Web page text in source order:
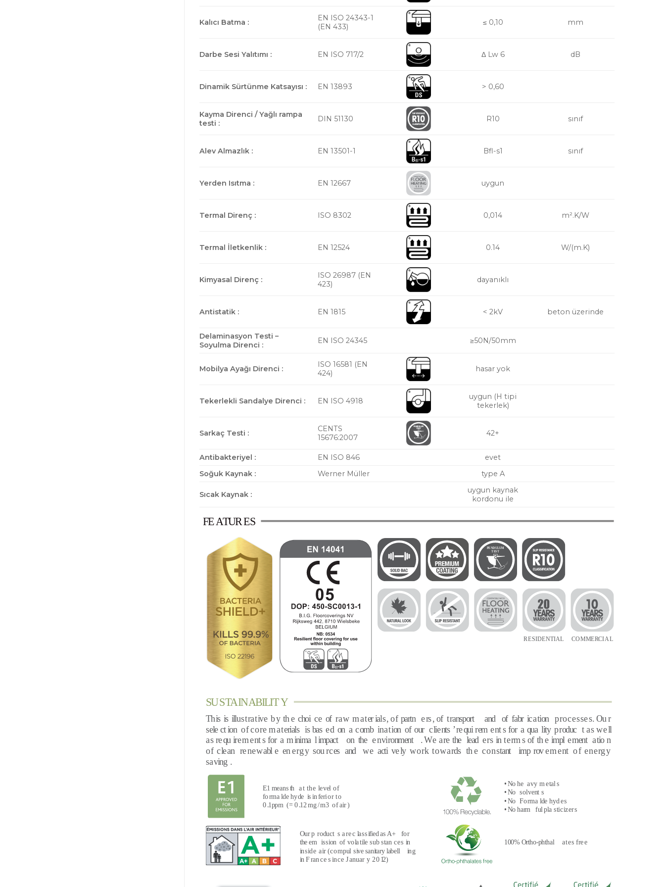
Kalıcı Batma :
EN ISO 24343-1
(EN 433)
≤ 0,10 mm
Darbe Sesi Yalıtımı : EN ISO 717/2 Δ Lw 6 dB
Dinamik Sürtünme Katsayısı : EN 13893 > 0,60
Kayma Direnci / Yağlı rampa
testi :
DIN 51130 R10 sınıf
Alev Almazlık : EN 13501-1 Bfl-s1 sınıf
Yerden Isıtma : EN 12667 uygun
Termal Direnç : ISO 8302 0,014 m².K/W
Termal İletkenlik : EN 12524 0.14 W/(m.K)
Kimyasal Direnç :
ISO 26987 (EN
423)
dayanıklı
Antistatik : EN 1815 < 2kV beton üzerinde
Delaminasyon Testi –
Soyulma Direnci :
EN ISO 24345 ≥50N/50mm
Mobilya Ayağı Direnci :
ISO 16581 (EN
424)
hasar yok
Tekerlekli Sandalye Direnci : EN ISO 4918
uygun (H tipi
tekerlek)
Sarkaç Testi :
CENTS
15676:2007
42+
Antibakteriyel : EN ISO 846
evet
Soğuk Kaynak :
Werner Müller type A
Sıcak Kaynak :
uygun kaynak
kordonu ile